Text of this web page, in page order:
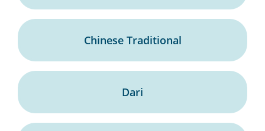
Chinese Traditional
Dari